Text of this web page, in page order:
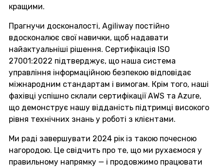
кращими.
Прагнучи досконалості, Agiliway постійно
вдосконалює свої навички, щоб надавати
найактуальніші рішення. Сертифікація ISO
27001:2022 підтверджує, що наша система
управління інформаційною безпекою відповідає
міжнародним стандартам і вимогам. Крім того, наші
фахівці успішно склали сертифікації AWS та Azure,
що демонструє нашу відданість підтримці високого
рівня технічних знань у роботі з клієнтами.
Ми раді завершувати 2024 рік із такою почесною
нагородою. Це свідчить про те, що ми рухаємося у
правильному напрямку — і продовжимо працювати